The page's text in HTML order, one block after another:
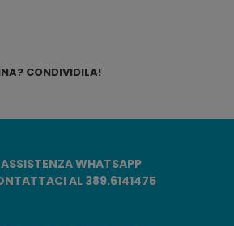
CONDIVIDILA!
ASSISTENZA WHATSAPP
AL 389.6141475